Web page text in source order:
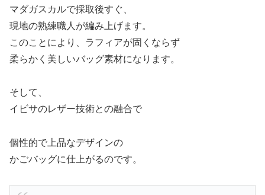
マダガスカルで採取後すぐ、
現地の熟練職人が編み上げます。
このことにより、ラフィアが固くならず
柔らかく美しいバッグ素材になります。
そして、
イビサのレザー技術との融合で
個性的で上品なデザインの
かごバッグに仕上がるのです。